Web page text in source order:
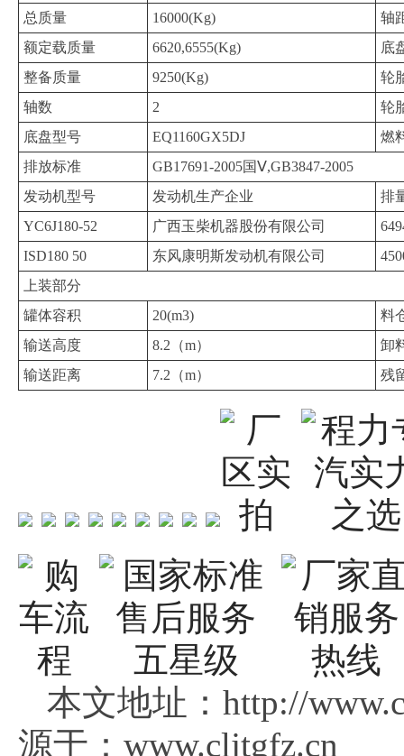
总质量
16000(Kg)
轴
额定载质量
6620,6555(Kg)
底
整备质量
9250(Kg)
轮
轴数
2
轮
底盘型号
EQ1160GX5DJ
燃
排放标准
GB17691-2005国Ⅴ,GB3847-2005
发动机型号
发动机生产企业
排
YC6J180-52
广西玉柴机器股份有限公司
ISD180 50
东风康明斯发动机有限公司
上装部分
罐体容积
20(m3)
料
输送高度
8.2（m）
卸
输送距离
7.2（m） 残
本文地址：http://
源于：www.cljtgfz.cn